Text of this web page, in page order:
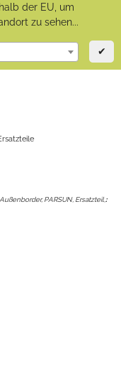
der EU, um
zu sehen...
✔
Außenborder, PARSUN, Ersatzteil, :